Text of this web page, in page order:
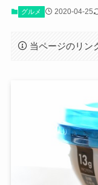
グルメ 2020-04-25
当ページのリン